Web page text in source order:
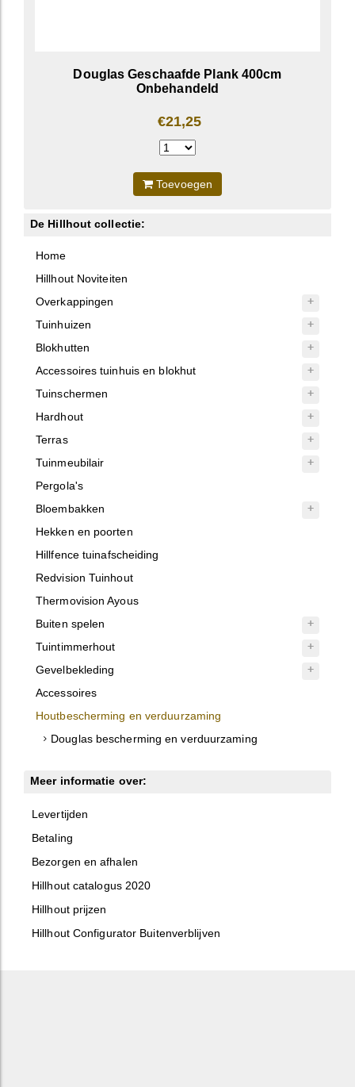
Douglas Geschaafde Plank 400cm
Onbehandeld
€21,25
Toevoegen
De Hillhout collectie:
Home
Hillhout Noviteiten
Overkappingen
Tuinhuizen
Blokhutten
Accessoires tuinhuis en blokhut
Tuinschermen
Hardhout
Terras
Tuinmeubilair
Pergola's
Bloembakken
Hekken en poorten
Hillfence tuinafscheiding
Redvision Tuinhout
Thermovision Ayous
Buiten spelen
Tuintimmerhout
Gevelbekleding
Accessoires
Houtbescherming en verduurzaming
Douglas bescherming en verduurzaming
Meer informatie over:
Levertijden
Betaling
Bezorgen en afhalen
Hillhout catalogus 2020
Hillhout prijzen
Hillhout Configurator Buitenverblijven